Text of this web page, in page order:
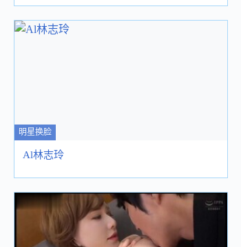
明星换脸
Al林志玲